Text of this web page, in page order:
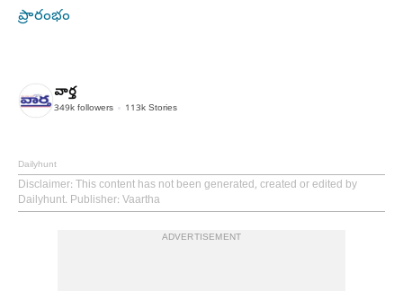
ప్రారంభం
వార్త
349k followers 113k Stories
Dailyhunt
Disclaimer: This content has not been generated, created or edited by
Dailyhunt. Publisher: Vaartha
ADVERTISEMENT